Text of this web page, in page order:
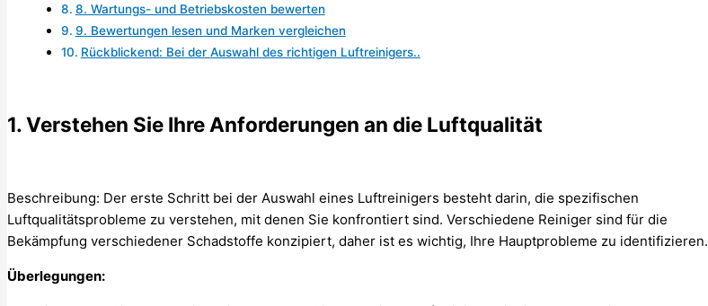
8. Wartungs- und Betriebskosten bewerten
9. Bewertungen lesen und Marken vergleichen
Rückblickend: Bei der Auswahl des richtigen Luftreinigers..
1. Verstehen Sie Ihre Anforderungen an die Luftqualität
Beschreibung: Der erste Schritt bei der Auswahl eines Luftreinigers besteht darin, die spezifischen
Luftqualitätsprobleme zu verstehen, mit denen Sie konfrontiert sind. Verschiedene Reiniger sind für die
Bekämpfung verschiedener Schadstoffe konzipiert, daher ist es wichtig, Ihre Hauptprobleme zu identifizieren.
Überlegungen: